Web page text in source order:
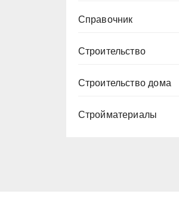
Справочник
Строительство
Строительство дома
Стройматериалы